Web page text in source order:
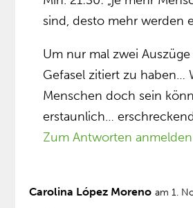
sind, desto mehr werden
Um nur mal zwei
Gefasel zitiert zu haben…
Menschen doch sein
erstaunlich…
Zum Antworten anmelden
Carolina López Moreno am 1.